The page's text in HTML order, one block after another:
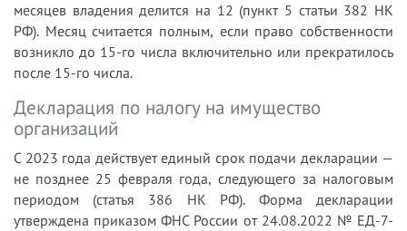
месяцев владения делится на 12 (пункт 5 статьи 382 НК
РФ). Месяц считается полным, если право собственности
возникло до 15-го числа включительно или прекратилось
после 15-го числа.
Декларация по налогу на имущество
организаций
С 2023 года действует единый срок подачи декларации —
не позднее 25 февраля года, следующего за налоговым
периодом (статья 386 НК РФ). Форма декларации
утверждена приказом ФНС России от 24.08.2022 № ЕД-7-